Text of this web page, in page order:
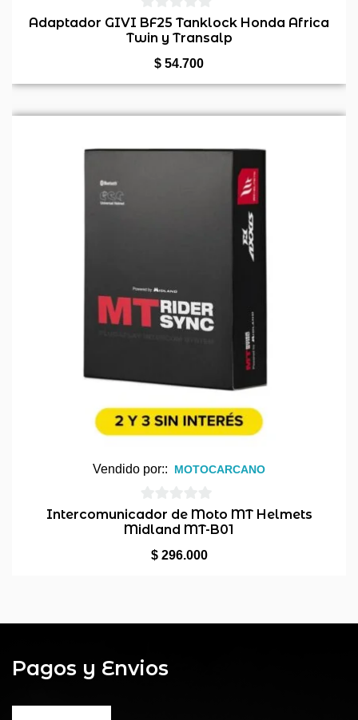
0
de
Adaptador GIVI BF25 Tanklock Honda Africa
Twin y Transalp
$ 54.700
Vendido por:: MOTOCARCANO
0
de
Intercomunicador de Moto MT Helmets
Midland MT-B01
$296.000
Pagos y Envios